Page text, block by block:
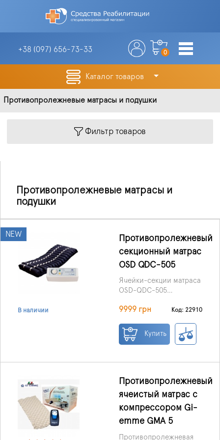
+38 (097) 656-73-33 0
Каталог товаров
Противопролежневые матрасы и подушки
Фильтр товаров
Противопролежневые матрасы и
подушки
NEW
В наличии
Противопролежневый
секционный матрас
OSD QDC-505
Ячейки-секции матраса
OSD-QDC-505
поочередное
воздушным
компрессором, что
массажному эффекту,
энергопотреблению и
уровню создаваемого
шума, использование
сэкономит невероятное
9999 грн Код: 22910
Купить
Противопролежневый
ячеистый матрас с
компрессором Gi-
emme GMA 5
Противопролежневая